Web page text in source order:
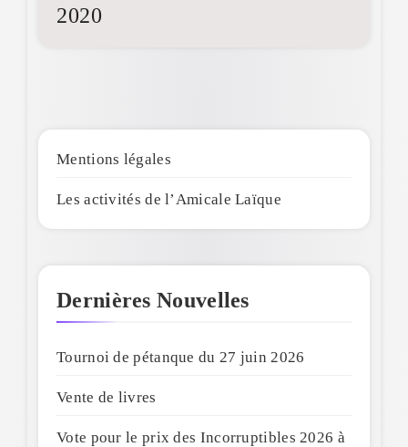
2020
Mentions légales
Les activités de l’Amicale Laïque
Dernières Nouvelles
Tournoi de pétanque du 27 juin 2026
Vente de livres
Vote pour le prix des Incorruptibles 2026 à